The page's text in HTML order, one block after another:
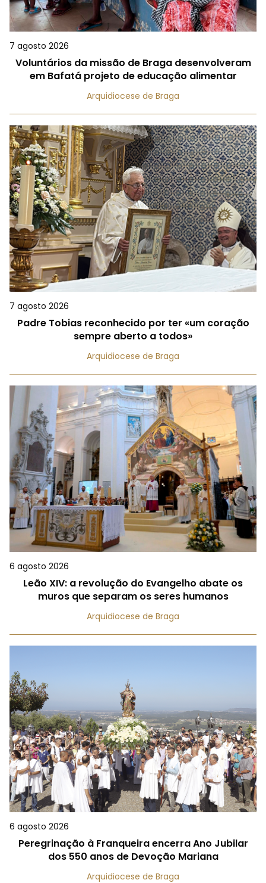
7 agosto 2026
Voluntários da missão de Braga desenvolveram
em Bafatá projeto de educação alimentar
Arquidiocese de Braga
7 agosto 2026
Padre Tobias reconhecido por ter «um coração
sempre aberto a todos»
Arquidiocese de Braga
6 agosto 2026
Leão XIV: a revolução do Evangelho abate os
muros que separam os seres humanos
Arquidiocese de Braga
6 agosto 2026
Peregrinação à Franqueira encerra Ano Jubilar
dos 550 anos de Devoção Mariana
Arquidiocese de Braga